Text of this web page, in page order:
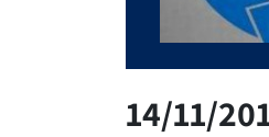
14/11/